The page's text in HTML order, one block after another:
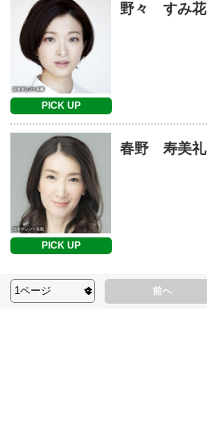
PICK UP
野々 すみ花
PICK UP
春野 寿美礼
前へ